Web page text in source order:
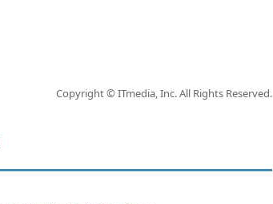
Copyright © ITmedia, Inc. All Rights Reserved.